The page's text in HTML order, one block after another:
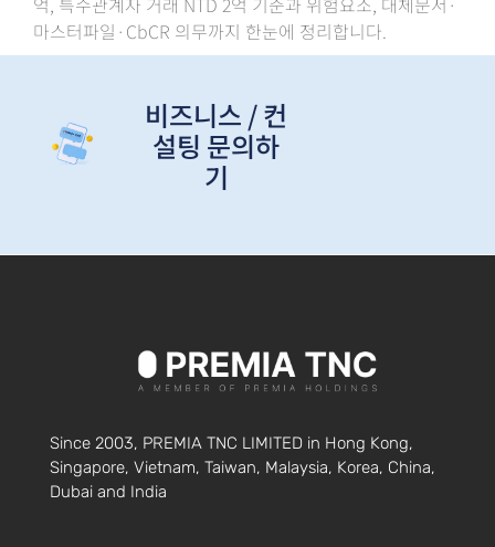
마스터파일·CbCR 의무까지 한눈에 정리합니다.
비즈니스 / 컨
설팅 문의하
기
Since 2003, PREMIA TNC LIMITED in Hong Kong,
Singapore, Vietnam, Taiwan, Malaysia, Korea, China,
Dubai and India